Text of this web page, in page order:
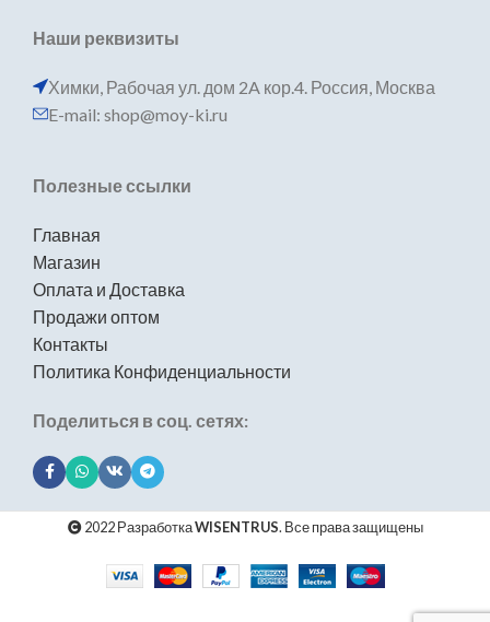
Наши реквизиты
Химки, Рабочая ул. дом 2A кор.4. Россия, Москва
E-mail: shop@moy-ki.ru
Полезные ссылки
Главная
Магазин
Оплата и Доставка
Продажи оптом
Контакты
Политика Конфиденциальности
Поделиться в соц. сетях:
2022 РазработкаWISENTRUS. Все права защищены
Мойка для
кухни из